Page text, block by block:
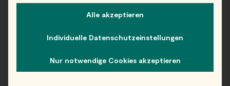
Folge uns auf Instagram!
Alle akzeptieren
Individuelle Datenschutzeinstellungen
Nur notwendige Cookies akzeptieren